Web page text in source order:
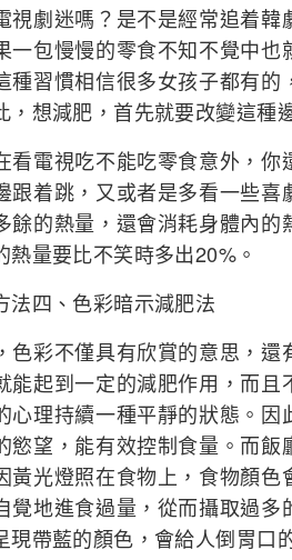
劇迷嗎？是不是經常追着韓
一包慢慢的零食不知不覺中
種習慣相信很多女孩子都有
，想減肥，首先就要改變這種
電視吃不能吃零食意外，你
跟着跳，又或者是多看一些
餘的熱量，還會消耗身體內
熱量要比不笑時多出20%。
法四、色彩暗示減肥法
彩不僅具有欣賞的意思，還
能起到一定的減肥作用，而
心理持續一種平靜的狀態。
慾望，能有效控制食量。而
黃光燈照在食物上，食物顏色
覺地進食過量，從而攝取過多
現帶藍的顏色，會給人倒胃口